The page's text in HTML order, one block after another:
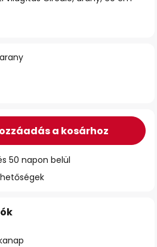
arany
a kosárhoz
50 napon belül